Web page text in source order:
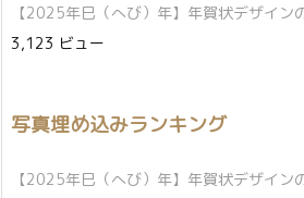
【2025年巳（へび）年】年賀状デザイン
3,123 ビュー
写真埋め込みランキング
【2025年巳（へび）年】年賀状デザイ